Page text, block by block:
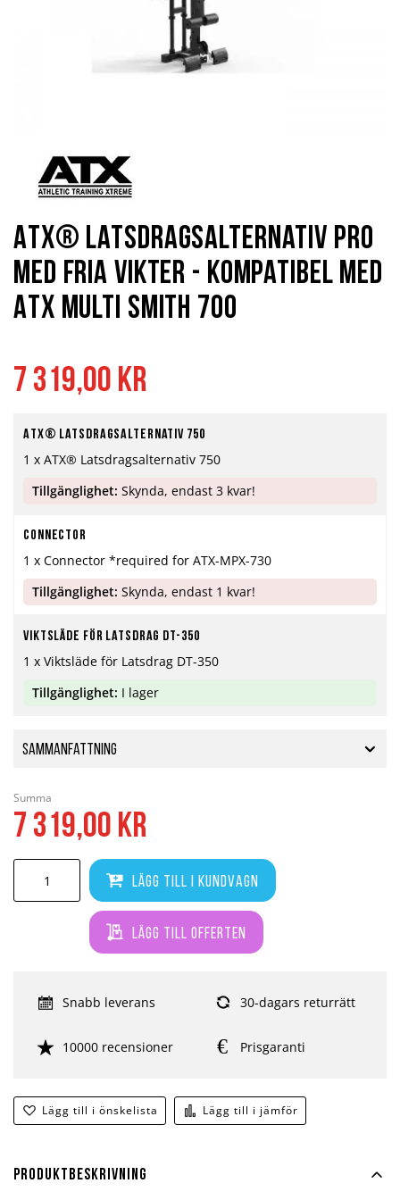
7 319,00 kr
Lägg till i önskelista Lägg till i jämför
Snabb leverans 30-dagars returrätt
10000 recensioner Prisgaranti
ATX® Latsdragsalternativ Pro
med Fria Vikter - Kompatibel med
ATX Multi Smith 700
ATX® Latsdragsalternativ 750
1 x ATX® Latsdragsalternativ 750
Tillgänglighet: Skynda, endast 3 kvar!
Connector
1 x Connector *required for ATX-MPX-730
Tillgänglighet: Skynda, endast 1 kvar!
Viktsläde för Latsdrag DT-350
1 x Viktsläde för Latsdrag DT-350
Tillgänglighet: I lager
Sammanfattning
Lägg till i kundvagn
Lägg till offerten
Summa
7 319,00 kr
början
bildgalleriet
Produktbeskrivning